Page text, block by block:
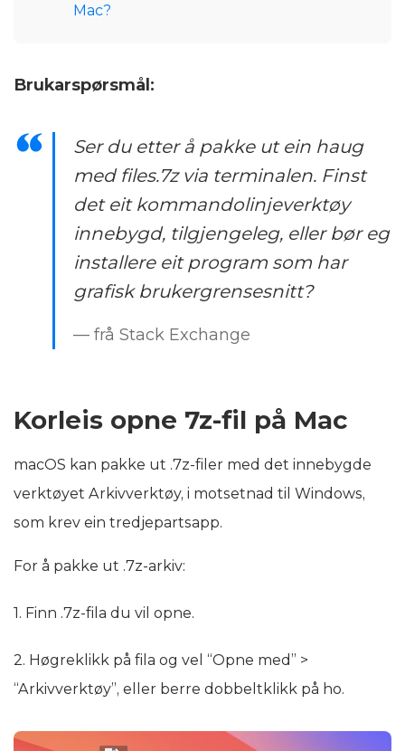
Mac?
Brukarspørsmål:
Ser du etter å pakke ut ein haug
med files.7z via terminalen. Finst
det eit kommandolinjeverktøy
innebygd, tilgjengeleg, eller bør eg
installere eit program som har
grafisk brukergrensesnitt?
— frå Stack Exchange
Korleis opne 7z-fil på Mac
macOS kan pakke ut .7z-filer med det innebygde
verktøyet Arkivverktøy, i motsetnad til Windows,
som krev ein tredjepartsapp.
For å pakke ut .7z-arkiv:
1. Finn .7z-fila du vil opne.
2. Høgreklikk på fila og vel “Opne med” >
“Arkivverktøy”, eller berre dobbeltklikk på ho.